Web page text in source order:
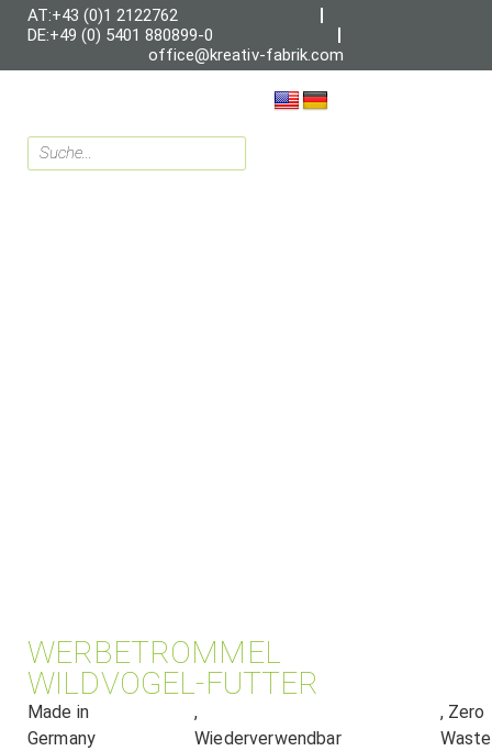
AT:+43 (0)1 2122762
DE:+49 (0) 5401 880899-0
office@kreativ-fabrik.com
WERBETROMMEL
WILDVOGEL-FUTTER
Made in
Germany
,
Wiederverwendbar
, Zero
Waste